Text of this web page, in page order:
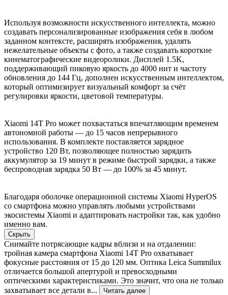
Используя возможности искусственного интеллекта, можно
создавать персонализированные изображения себя в любом
заданном контексте, расширять изображения, удалять
нежелательные объекты с фото, а также создавать короткие
кинематографические видеоролики. Дисплей 1.5K,
поддерживающий пиковую яркость до 4000 нит и частоту
обновления до 144 Гц, дополнен искусственным интеллектом,
который оптимизирует визуальный комфорт за счёт
регулировки яркости, цветовой температуры.
Xiaomi 14T Pro может похвастаться впечатляющим временем
автономной работы — до 15 часов непрерывного
использования. В комплекте поставляется зарядное
устройство 120 Вт, позволяющее полностью зарядить
аккумулятор за 19 минут в режиме быстрой зарядки, а также
беспроводная зарядка 50 Вт — до 100% за 45 минут.
Благодаря оболочке операционной системы Xiaomi HyperOS
со смартфона можно управлять любыми устройствами
экосистемы Xiaomi и адаптировать настройки так, как удобно
именно вам.
Скрыть
Снимайте потрясающие кадры вблизи и на отдалении:
тройная камера смартфона Xiaomi 14T Pro охватывает
фокусные расстояния от 15 до 120 мм. Оптика Leica Summilux
отличается большой апертурой и превосходными
оптическими характеристиками. Это значит, что она не только
захватывает все детали в...
Читать далее